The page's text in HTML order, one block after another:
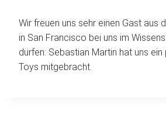
Wir freuen uns sehr einen Gast aus
in San Francisco bei uns im
dürfen: Sebastian Martin hat uns
Toys mitgebracht.